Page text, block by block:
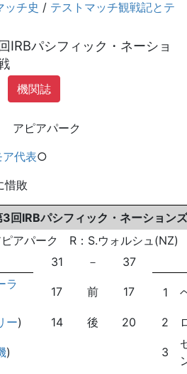
ッチ史 / テストマッチ観戦記とテ
パシフィック・ネーショ
機関誌
アピアパーク
代表○
惜敗
IRBパシフィック・ネーション
アパーク R：S.ウォルシュ(NZ)
31 － 37
ラ
17 前 17 1
ー) 14 後 20 2
) 3